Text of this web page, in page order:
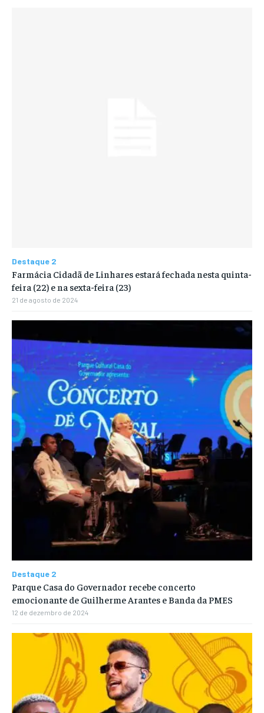
Destaque 2
Farmácia Cidadã de Linhares estará fechada nesta quinta-
feira (22) e na sexta-feira (23)
21 de agosto de 2024
Destaque 2
Parque Casa do Governador recebe concerto
emocionante de Guilherme Arantes e Banda da PMES
12 de dezembro de 2024